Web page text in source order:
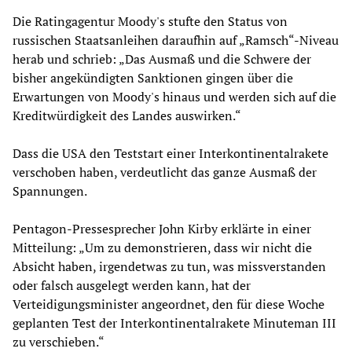
Die Ratingagentur Moody's stufte den Status von
russischen Staatsanleihen daraufhin auf „Ramsch“-Niveau
herab und schrieb: „Das Ausmaß und die Schwere der
bisher angekündigten Sanktionen gingen über die
Erwartungen von Moody's hinaus und werden sich auf die
Kreditwürdigkeit des Landes auswirken.“
Dass die USA den Teststart einer Interkontinentalrakete
verschoben haben, verdeutlicht das ganze Ausmaß der
Spannungen.
Pentagon-Pressesprecher John Kirby erklärte in einer
Mitteilung: „Um zu demonstrieren, dass wir nicht die
Absicht haben, irgendetwas zu tun, was missverstanden
oder falsch ausgelegt werden kann, hat der
Verteidigungsminister angeordnet, den für diese Woche
geplanten Test der Interkontinentalrakete Minuteman III
zu verschieben.“